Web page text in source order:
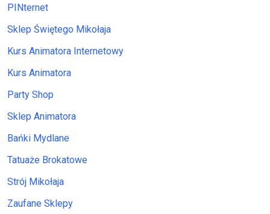
PINternet
Sklep Świętego Mikołaja
Kurs Animatora Internetowy
Kurs Animatora
Party Shop
Sklep Animatora
Bańki Mydlane
Tatuaże Brokatowe
Strój Mikołaja
Zaufane Sklepy